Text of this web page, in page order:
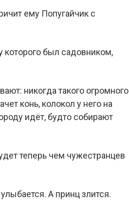
ему Попугайчик с
которого был садовником,
никогда такого огромного
конь, колокол у него на
идёт, будто собирают
теперь чем чужестранцев
А принц злится.